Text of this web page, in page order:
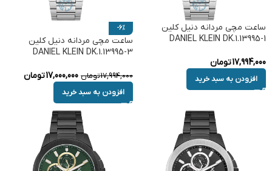
ساعت مچی مردانه دنیل کلین
DANIEL KLEIN DK.1.13995-1
17,994,000تومان
افزودن به سبد خرید
-6%
ساعت مچی مردانه دنیل کلین
DANIEL KLEIN DK.1.13995-3
17,994,000تومان 17,000,000تومان
افزودن به سبد خرید